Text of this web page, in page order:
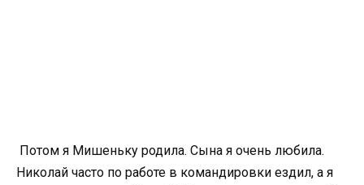
Потом я Мишеньку родила. Сына я очень любила.
Николай часто по работе в командировки ездил, а я